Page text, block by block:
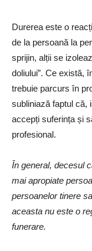
Durerea este o
de la persoană la
sprijin, alții se
doliului”. Ce există,
trebuie parcurs în
subliniază faptul că,
accepți suferința și
profesional.
În general, decesul
mai apropiate
persoanelor tinere
aceasta nu este o
funerare.